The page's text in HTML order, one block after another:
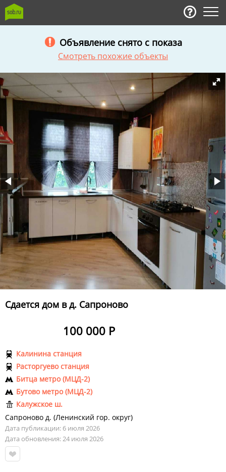
Объявление снято с показа
Смотреть похожие объекты
Сдается дом в д. Сапроново
100 000 Р
Калинина станция
Расторгуево станция
Битца метро (МЦД-2)
Бутово метро (МЦД-2)
Калужское ш.
Сапроново д. (Ленинский гор. округ)
Дата публикации: 6 июля 2026
Дата обновления: 24 июля 2026